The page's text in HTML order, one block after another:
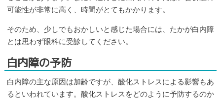
可能性が非常に高く、時間がとてもかかります。
そのため、少しでもおかしいと感じた場合には、たかが白内障
とは思わず眼科に受診してください。
白内障の予防
白内障の主な原因は加齢ですが、酸化ストレスによる影響もあ
るといわれています。酸化ストレスをどのように予防するのか